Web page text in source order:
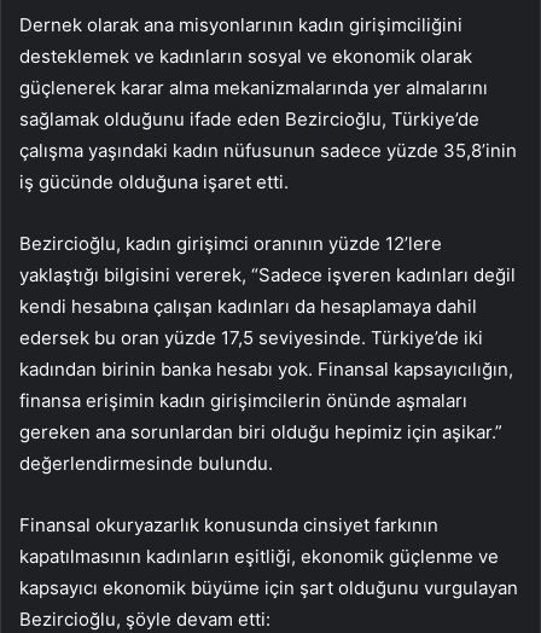
Dernek olarak ana misyonlarının kadın girişimciliğini
desteklemek ve kadınların sosyal ve ekonomik olarak
güçlenerek karar alma mekanizmalarında yer almalarını
sağlamak olduğunu ifade eden Bezircioğlu, Türkiye’de
çalışma yaşındaki kadın nüfusunun sadece yüzde 35,8’inin
iş gücünde olduğuna işaret etti.
Bezircioğlu, kadın girişimci oranının yüzde 12’lere
yaklaştığı bilgisini vererek, “Sadece işveren kadınları değil
kendi hesabına çalışan kadınları da hesaplamaya dahil
edersek bu oran yüzde 17,5 seviyesinde. Türkiye’de iki
kadından birinin banka hesabı yok. Finansal kapsayıcılığın,
finansa erişimin kadın girişimcilerin önünde aşmaları
gereken ana sorunlardan biri olduğu hepimiz için aşikar.”
değerlendirmesinde bulundu.
Finansal okuryazarlık konusunda cinsiyet farkının
kapatılmasının kadınların eşitliği, ekonomik güçlenme ve
kapsayıcı ekonomik büyüme için şart olduğunu vurgulayan
Bezircioğlu, şöyle devam etti: